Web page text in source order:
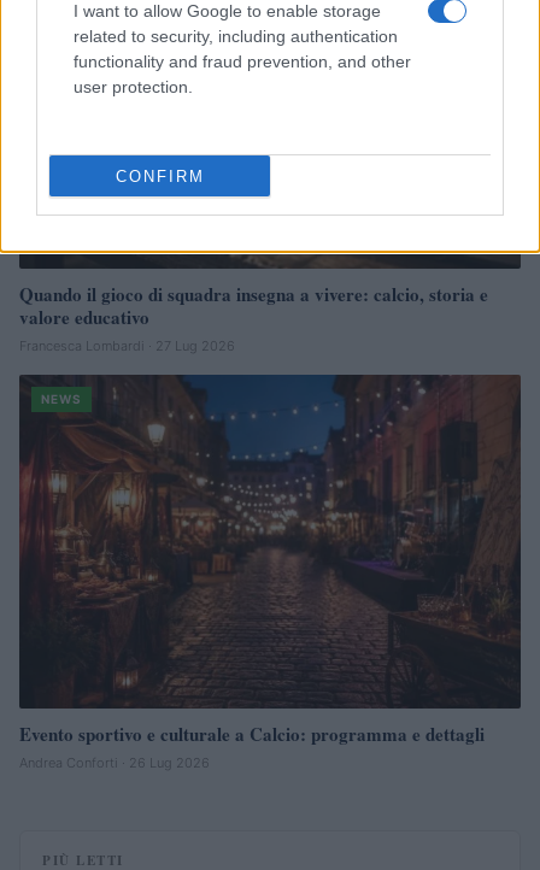
I want to allow Google to enable storage
related to security, including authentication
functionality and fraud prevention, and other
user protection.
CONFIRM
Quando il gioco di squadra insegna a vivere: calcio, storia e
valore educativo
Francesca Lombardi · 27 Lug 2026
NEWS
Evento sportivo e culturale a Calcio: programma e dettagli
Andrea Conforti · 26 Lug 2026
PIÙ LETTI